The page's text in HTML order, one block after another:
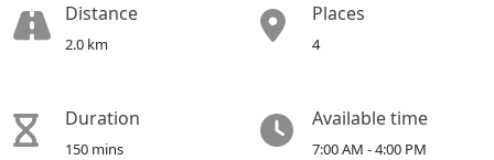
Distance
2.0 km
Places
4
Duration
150 mins
Available time
7:00 AM - 4:00 PM